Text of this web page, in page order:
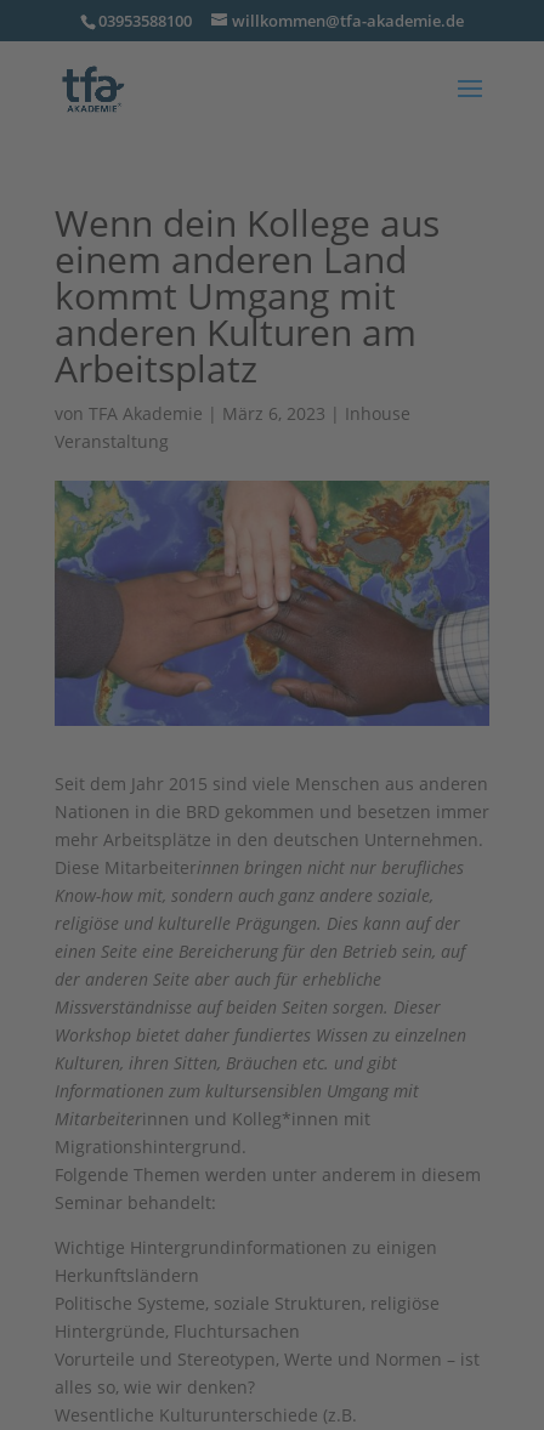
03953588100 willkommen@tfa-akademie.de
Wenn dein Kollege aus
einem anderen Land
kommt Umgang mit
anderen Kulturen am
Arbeitsplatz
von TFA Akademie | März 6, 2023 | Inhouse
Veranstaltung
Seit dem Jahr 2015 sind viele Menschen aus anderen
Nationen in die BRD gekommen und besetzen immer
mehr Arbeitsplätze in den deutschen Unternehmen.
Diese Mitarbeiterinnen bringen nicht nur berufliches
Know-how mit, sondern auch ganz andere soziale,
religiöse und kulturelle Prägungen. Dies kann auf der
einen Seite eine Bereicherung für den Betrieb sein, auf
der anderen Seite aber auch für erhebliche
Missverständnisse auf beiden Seiten sorgen. Dieser
Workshop bietet daher fundiertes Wissen zu einzelnen
Kulturen, ihren Sitten, Bräuchen etc. und gibt
Informationen zum kultursensiblen Umgang mit
Mitarbeiterinnen und Kolleg*innen mit
Migrationshintergrund.
Folgende Themen werden unter anderem in diesem
Seminar behandelt:
Wichtige Hintergrundinformationen zu einigen
Herkunftsländern
Politische Systeme, soziale Strukturen, religiöse
Hintergründe, Fluchtursachen
Vorurteile und Stereotypen, Werte und Normen – ist
alles so, wie wir denken?
Wesentliche Kulturunterschiede (z.B.